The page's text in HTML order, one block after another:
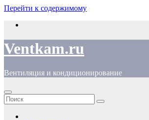
Перейти к содержимому
Ventkam.ru
Вентиляция и кондиционирование